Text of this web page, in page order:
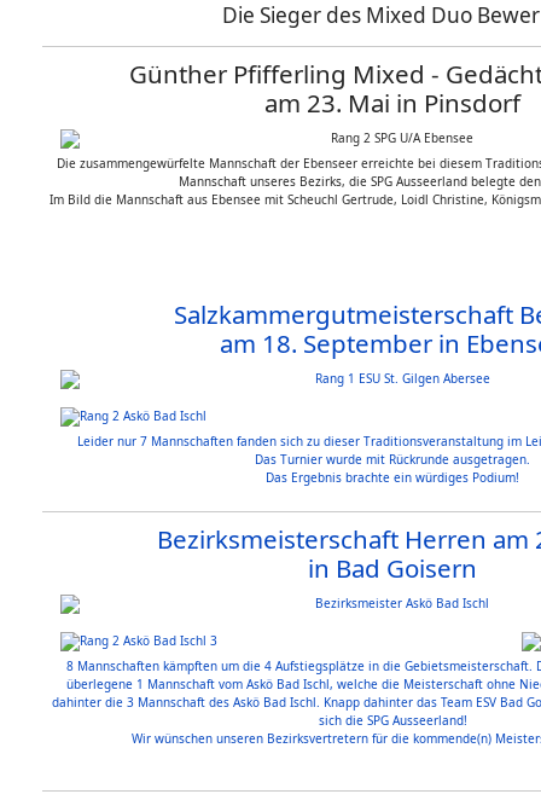
Die Sieger des Mixed Duo
Günther Pfifferling Mixed -
am 23. Mai in Pinsdorf
Die zusammengewürfelte Mannschaft der Ebenseer erreichte bei diesem
Mannschaft unseres Bezirks, die SPG Ausseerland belegte
Im Bild die Mannschaft aus Ebensee mit Scheuchl Gertrude, Loidl Christine,
Salzkammergutmeisterschaft
am 18. September in
Leider nur 7 Mannschaften fanden sich zu dieser Traditionsveranstaltung im
Das Turnier wurde mit Rückrunde ausgetragen.
Das Ergebnis brachte ein würdiges Podium!
Bezirksmeisterschaft Herren am
in Bad Goisern
8 Mannschaften kämpften um die 4 Aufstiegsplätze in die Gebietsmeisterschaft.
überlegene 1 Mannschaft vom Askö Bad Ischl, welche die Meisterschaft ohne
dahinter die 3 Mannschaft des Askö Bad Ischl. Knapp dahinter das Team ESV Bad
sich die SPG Ausseerland!
Wir wünschen unseren Bezirksvertretern für die kommende(n)